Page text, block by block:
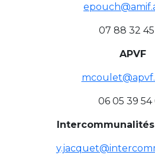
07 88 32 45
APVF
06 05 39 54